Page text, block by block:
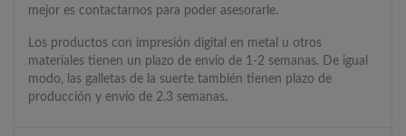
mejor es contactarnos para poder asesorarle.
Los productos con impresión digital en metal u otros
materiales tienen un plazo de envío de 1-2 semanas. De igual
modo, las galletas de la suerte también tienen plazo de
producción y envío de 2.3 semanas.